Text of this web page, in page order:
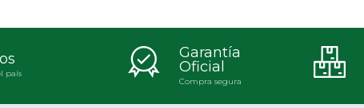
país
Garantía
Oficial
Compra segura